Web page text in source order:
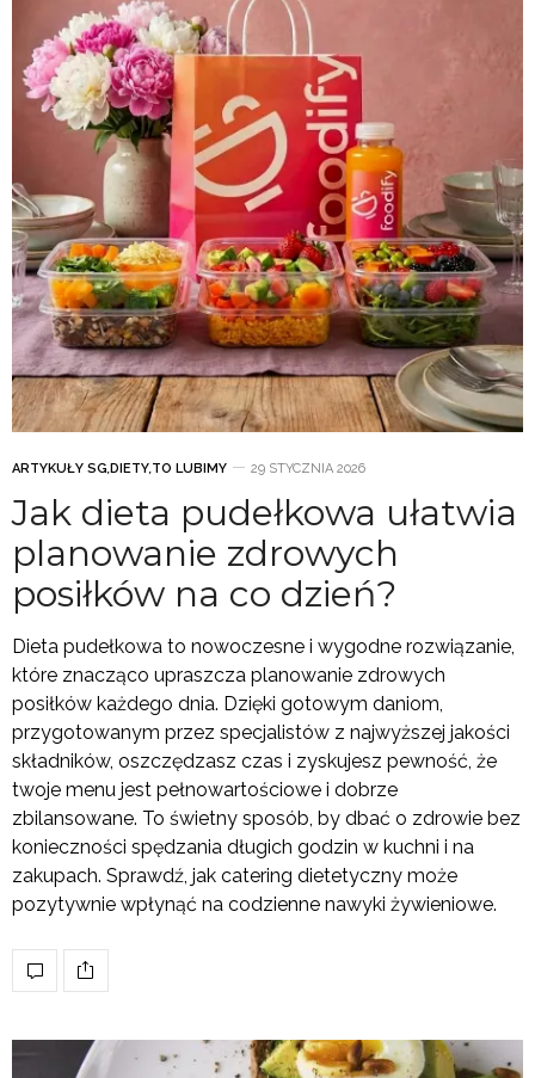
ARTYKUŁY SG,DIETY,TO LUBIMY 29 STYCZNIA 2026
Jak dieta pudełkowa ułatwia
planowanie zdrowych
posiłków na co dzień?
Dieta pudełkowa to nowoczesne i wygodne rozwiązanie,
które znacząco upraszcza planowanie zdrowych
posiłków każdego dnia. Dzięki gotowym daniom,
przygotowanym przez specjalistów z najwyższej jakości
składników, oszczędzasz czas i zyskujesz pewność, że
twoje menu jest pełnowartościowe i dobrze
zbilansowane. To świetny sposób, by dbać o zdrowie bez
konieczności spędzania długich godzin w kuchni i na
zakupach. Sprawdź, jak catering dietetyczny może
pozytywnie wpłynąć na codzienne nawyki żywieniowe.